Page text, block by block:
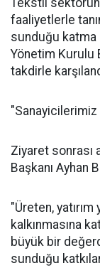
Tekstil
faaliyetlerle
sunduğu katma
Yönetim Kurulu
takdirle
Ziyaret sonrası
Başkanı Ayhan
"Üreten,
kalkınmasına
büyük bir
sunduğu